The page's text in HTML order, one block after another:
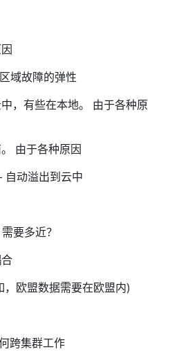
域故障的弹性
，有些在本地。 由于各种原
由于各种原因
动溢出到云中
要多近？
，欧盟数据需要在欧盟内)
跨集群工作